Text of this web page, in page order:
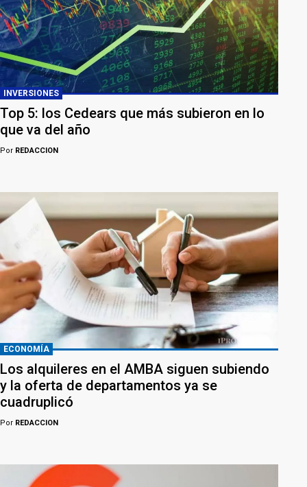
INVERSIONES
Top 5: los Cedears que más subieron en lo
que va del año
Por REDACCION
ECONOMÍA
Los alquileres en el AMBA siguen subiendo
y la oferta de departamentos ya se
cuadruplicó
Por REDACCION